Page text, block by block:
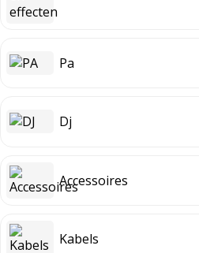
Pa
Dj
Accessoires
Kabels